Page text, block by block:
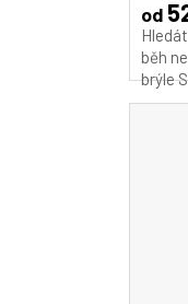
od
běh
brýle